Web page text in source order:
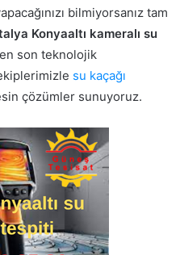
bilmiyorsanız tam
Konyaaltı kameralı su
son teknolojik
su kaçağı
çözümler sunuyoruz.